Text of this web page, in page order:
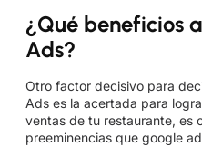
¿Qué beneficios
Ads?
Otro factor decisivo para
Ads es la acertada para
ventas de tu restaurante, es
preeminencias que google